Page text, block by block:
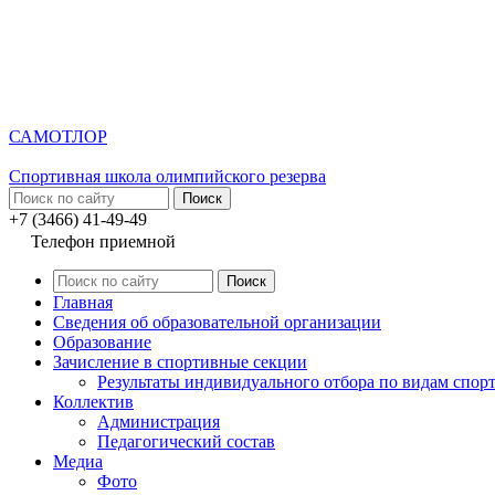
САМОТЛОР
Спортивная школа олимпийского резерва
+7 (3466) 41-49-49
Телефон приемной
Главная
Сведения об образовательной организации
Образование
Зачисление в спортивные секции
Результаты индивидуального отбора по видам
Коллектив
Администрация
Педагогический состав
Медиа
Фото